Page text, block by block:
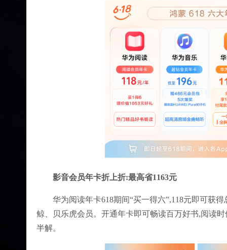
影音会员年卡折上折:最高省1163元
华为阅读年卡618期间“买一得六”,118元即可获
鲸、贝乐虎会员。开通年卡即可畅读百万好书,阅读
半解。